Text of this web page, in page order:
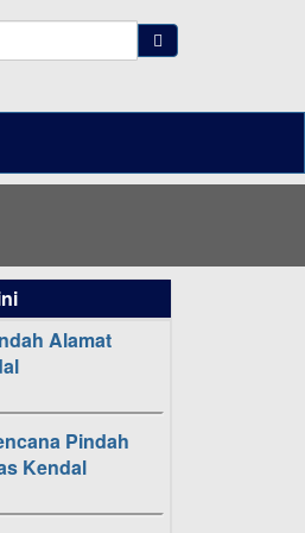
Alamat
Pindah
Kendal